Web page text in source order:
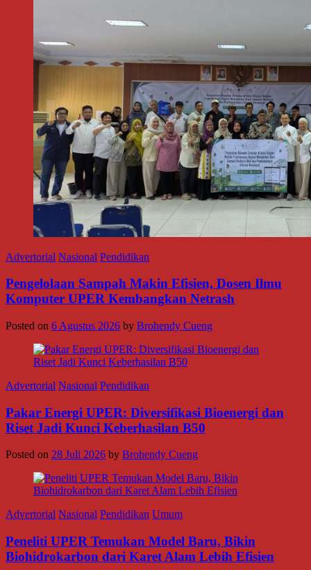
Advertorial Nasional Pendidikan
Pengelolaan Sampah Makin Efisien, Dosen Ilmu
Komputer UPER Kembangkan Netrash
Posted on 6 Agustus 2026 by Brohendy Cueng
Advertorial Nasional Pendidikan
Pakar Energi UPER: Diversifikasi Bioenergi dan
Riset Jadi Kunci Keberhasilan B50
Posted on 28 Juli 2026 by Brohendy Cueng
Advertorial Nasional Pendidikan Umum
Peneliti UPER Temukan Model Baru, Bikin
Biohidrokarbon dari Karet Alam Lebih Efisien